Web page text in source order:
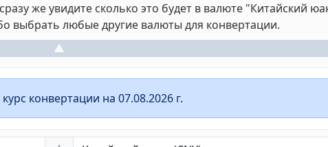
же увидите сколько это будет в валюте "Китайский
выбрать любые другие валюты для конвертации.
▲
конвертации на 07.08.2026 г.